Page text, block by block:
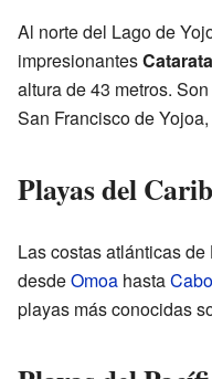
Al norte del Lago de
impresionantes
altura de 43 metros.
San Francisco de
Playas del
Las costas atlánticas
desdeOmoa hasta
playas más conocidas